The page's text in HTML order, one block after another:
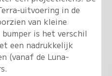
uitvoering in de
van kleine
is het verschil
een nadrukkelijk
(vanaf de Luna-